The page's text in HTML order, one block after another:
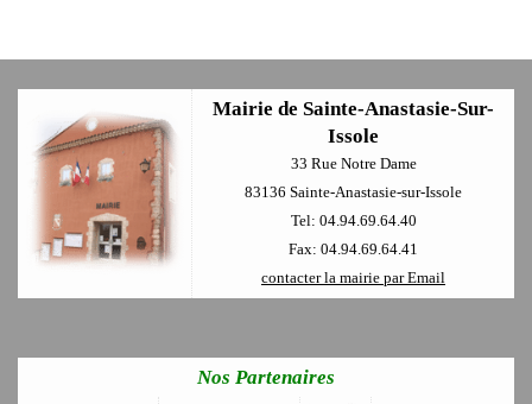
Mairie de Sainte-Anastasie-Sur-
Issole
33 Rue Notre Dame
83136 Sainte-Anastasie-sur-Issole
Tel: 04.94.69.64.40
Fax: 04.94.69.64.41
contacter la mairie par Email
Nos Partenaires